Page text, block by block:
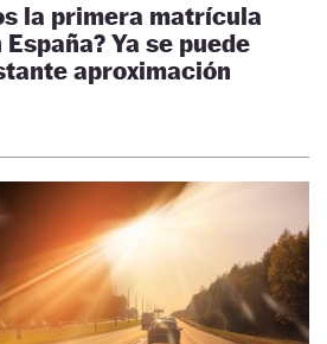
la primera matrícula
Ya se puede
aproximación